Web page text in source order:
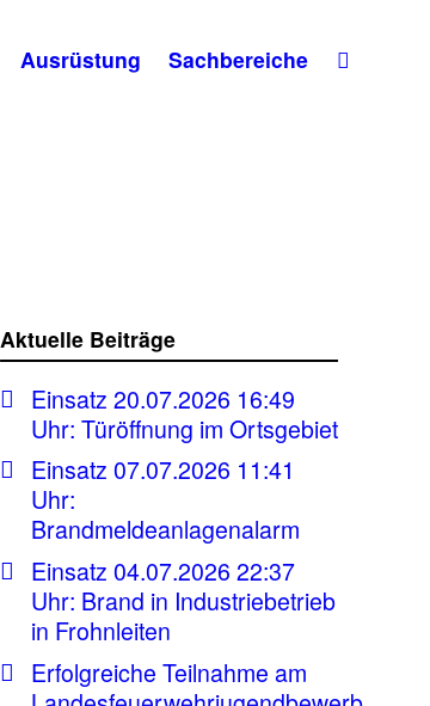
Ausrüstung Sachbereiche
Aktuelle Beiträge
Einsatz 20.07.2026 16:49
Uhr: Türöffnung im Ortsgebiet
Einsatz 07.07.2026 11:41
Uhr:
Brandmeldeanlagenalarm
Einsatz 04.07.2026 22:37
Uhr: Brand in Industriebetrieb
in Frohnleiten
Erfolgreiche Teilnahme am